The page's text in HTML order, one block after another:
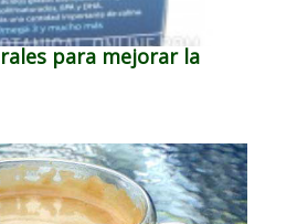
para mejorar la